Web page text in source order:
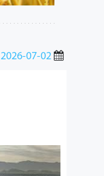
2026-07-02